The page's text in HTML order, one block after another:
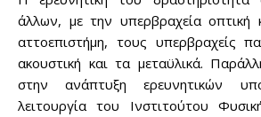
άλλων, με την υπερβραχεία οπτική
αττοεπιστήμη, τους υπερβραχείς
ακουστική και τα μεταϋλικά.
στην ανάπτυξη ερευνητικών
λειτουργία του Ινστιτούτου